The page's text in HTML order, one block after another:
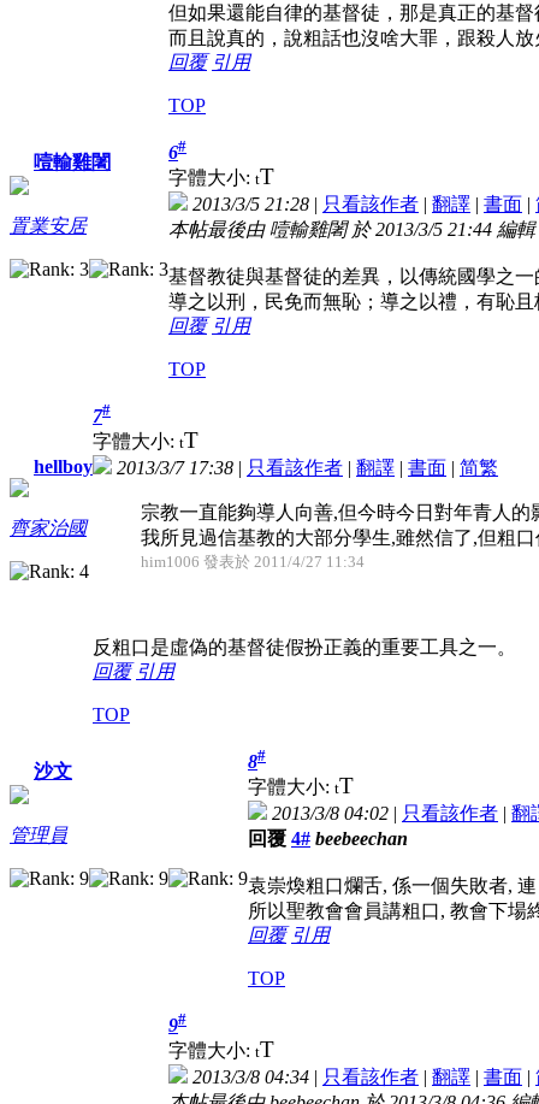
但如果還能自律的基督徒，那是真正的基
而且說真的，說粗話也沒啥大罪，跟殺人
回覆 引用
TOP
噎輸雞闍
置業安居
6#
字體大小: tT
2013/3/5 21:28 | 只看該作者 | 翻譯 | 書面 |
本帖最後由 噎輸雞闍 於 2013/3/5 21:44 編輯
基督教徒與基督徒的差異，以傳統國學之
導之以刑，民免而無恥；導之以禮，有恥且
回覆 引用
TOP
hellboy
齊家治國
7#
字體大小: tT
2013/3/7 17:38 | 只看該作者 | 翻譯 | 書面 | 简繁
宗教一直能夠導人向善,但今時今日對年青人的
我所見過信基教的大部分學生,雖然信了,但粗口
him1006 發表於 2011/4/27 11:34
反粗口是虛偽的基督徒假扮正義的重要工具之一。
回覆 引用
TOP
沙文
管理員
8#
字體大小: tT
2013/3/8 04:02 | 只看該作者 | 翻
回覆 4# beebeechan
袁崇煥粗口爛舌, 係一個失敗者,
所以聖教會會員講粗口, 教會下場
回覆 引用
TOP
9#
字體大小: tT
2013/3/8 04:34 | 只看該作者 | 翻譯 | 書面 |